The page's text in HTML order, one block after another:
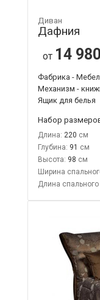
Диван
Дафния
от 14 980
Фабрика -
Механизм -
Ящик для белья
Набор
Длина: 220
Глубина: 91
Высота: 98
Ширина
Длина